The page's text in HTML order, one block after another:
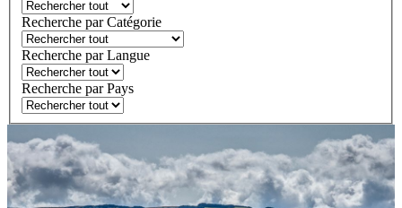
Recherche par Catégorie
Recherche par Langue
Recherche par Pays